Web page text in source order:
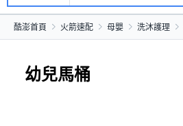
酷澎首頁 火箭速配 母嬰 洗沐護理
幼兒馬桶